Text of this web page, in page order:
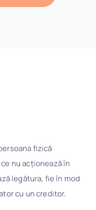
fizică
nu acţionează în
legătura, fie în mod
cu un creditor.